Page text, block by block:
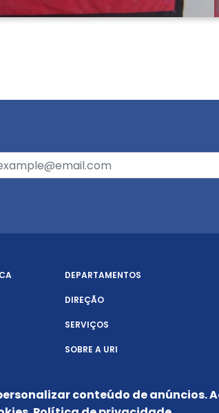
DEPARTAMENTOS
DIREÇÃO
SERVIÇOS
SOBRE A URI
conteúdo de anúncios.